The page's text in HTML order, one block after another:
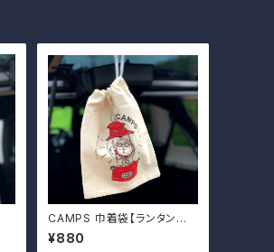
CAMPS 巾着袋【ランタンおじ
さん】
¥880